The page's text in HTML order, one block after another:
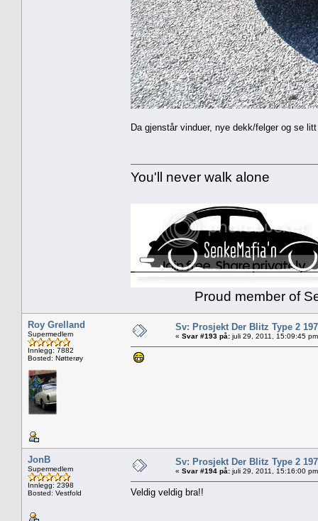
Da gjenstår vinduer, nye dekk/felger og se
You'll never walk alone
Proud member of
Roy Grelland
Supermedlem
Innlegg: 7882
Bosted: Nøtterøy
Sv: Prosjekt Der Blitz Type 2
« Svar #193 på: juli 29, 2011, 15:09:45
JonB
Supermedlem
Innlegg: 2398
Bosted: Vestfold
Sv: Prosjekt Der Blitz Type 2
« Svar #194 på: juli 29, 2011, 15:16:00
Veldig veldig bra!!